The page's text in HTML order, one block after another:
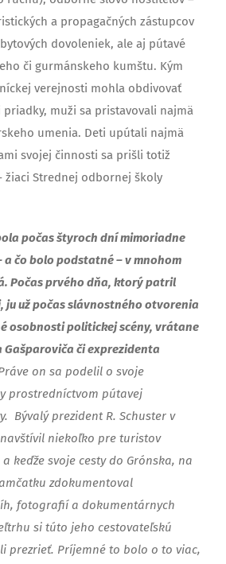
a propagačných zástupcov
dovoleniek, ale aj pútavé
či gurmánskeho kumštu. Kým
verejnosti mohla obdivovať
muži sa pristavovali najmä
umenia. Deti upútali najmä
svojej činnosti sa prišli totiž
žiaci Strednej odbornej školy
počas štyroch dní mimoriadne
čo bolo podstatné – v mnohom
Počas prvého dňa, ktorý patril
už počas slávnostného otvorenia
osobnosti politickej scény, vrátane
Gašparoviča či exprezidenta
on sa podelil o svoje
prostredníctvom pútavej
Bývalý prezident R. Schuster v
niekoľko pre turistov
keďže svoje cesty do Grónska, na
zdokumentoval
fotografií a dokumentárnych
si túto jeho cestovateľskú
prezrieť. Príjemné to bolo o to viac,